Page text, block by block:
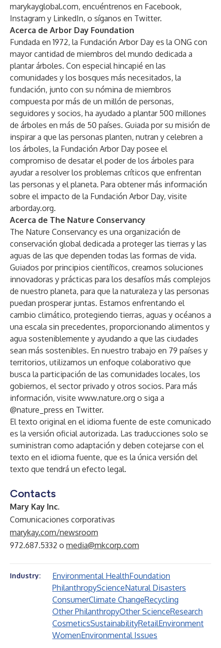
marykayglobal.com, encuéntrenos en Facebook,
Instagram y LinkedIn, o síganos en Twitter.
Acerca de Arbor Day Foundation
Fundada en 1972, la Fundación Arbor Day es la ONG con
mayor cantidad de miembros del mundo dedicada a
plantar árboles. Con especial hincapié en las
comunidades y los bosques más necesitados, la
fundación, junto con su nómina de miembros
compuesta por más de un millón de personas,
seguidores y socios, ha ayudado a plantar 500 millones
de árboles en más de 50 países. Guiada por su misión de
inspirar a que las personas planten, nutran y celebren a
los árboles, la Fundación Arbor Day posee el
compromiso de desatar el poder de los árboles para
ayudar a resolver los problemas críticos que enfrentan
las personas y el planeta. Para obtener más información
sobre el impacto de la Fundación Arbor Day, visite
arborday.org.
Acerca de The Nature Conservancy
The Nature Conservancy es una organización de
conservación global dedicada a proteger las tierras y las
aguas de las que dependen todas las formas de vida.
Guiados por principios científicos, creamos soluciones
innovadoras y prácticas para los desafíos más complejos
de nuestro planeta, para que la naturaleza y las personas
puedan prosperar juntas. Estamos enfrentando el
cambio climático, protegiendo tierras, aguas y océanos a
una escala sin precedentes, proporcionando alimentos y
agua sosteniblemente y ayudando a que las ciudades
sean más sostenibles. En nuestro trabajo en 79 países y
territorios, utilizamos un enfoque colaborativo que
busca la participación de las comunidades locales, los
gobiernos, el sector privado y otros socios. Para más
información, visite www.nature.org o siga a
@nature_press en Twitter.
El texto original en el idioma fuente de este comunicado
es la versión oficial autorizada. Las traducciones solo se
suministran como adaptación y deben cotejarse con el
texto en el idioma fuente, que es la única versión del
texto que tendrá un efecto legal.
Contacts
Mary Kay Inc.
Comunicaciones corporativas
marykay.com/newsroom
972.687.5332 o media@mkcorp.com
Industry: Environmental HealthFoundation
PhilanthropyScienceNatural Disasters
ConsumerClimate ChangeRecycling
Other PhilanthropyOther ScienceResearch
CosmeticsSustainabilityRetailEnvironment
WomenEnvironmental Issues